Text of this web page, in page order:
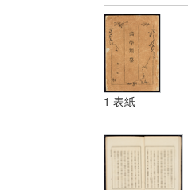
1 表紙